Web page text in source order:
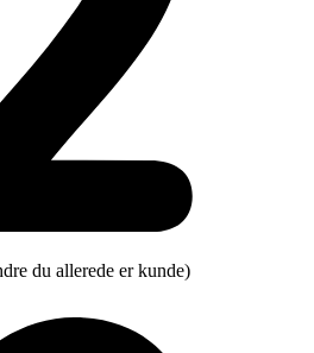
du allerede er kunde)